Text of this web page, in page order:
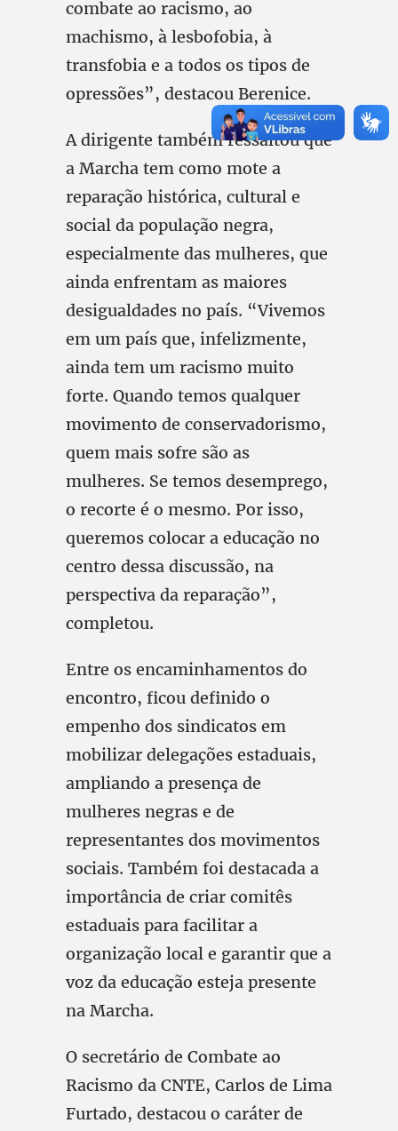
combate ao racismo, ao
machismo, à lesbofobia, à
transfobia e a todos os tipos de
opressões”, destacou Berenice.
A dirigente também ressaltou que
a Marcha tem como mote a
reparação histórica, cultural e
social da população negra,
especialmente das mulheres, que
ainda enfrentam as maiores
desigualdades no país. “Vivemos
em um país que, infelizmente,
ainda tem um racismo muito
forte. Quando temos qualquer
movimento de conservadorismo,
quem mais sofre são as
mulheres. Se temos desemprego,
o recorte é o mesmo. Por isso,
queremos colocar a educação no
centro dessa discussão, na
perspectiva da reparação”,
completou.
Entre os encaminhamentos do
encontro, ficou definido o
empenho dos sindicatos em
mobilizar delegações estaduais,
ampliando a presença de
mulheres negras e de
representantes dos movimentos
sociais. Também foi destacada a
importância de criar comitês
estaduais para facilitar a
organização local e garantir que a
voz da educação esteja presente
na Marcha.
O secretário de Combate ao
Racismo da CNTE, Carlos de Lima
Furtado, destacou o caráter de